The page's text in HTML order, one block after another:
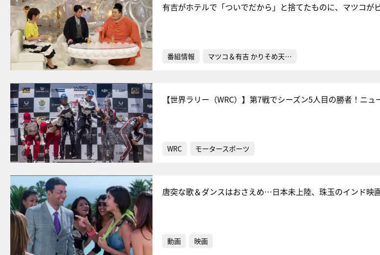
有吉がホテルで「ついでだから」と捨てたものに、マツコが
番組情報 マツコ＆有吉 かりそめ天…
【世界ラリー（WRC）】第7戦でシーズン5人目の勝者！ニ
WRC モータースポーツ
唐突な歌＆ダンスはおさえめ…日本未上陸、珠玉のインド映
動画 映画